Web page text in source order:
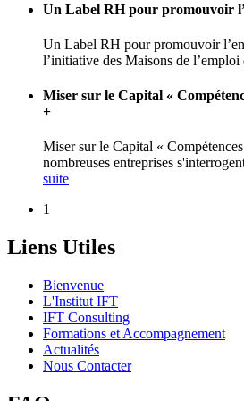
Un Label RH pour promouvoir
Un Label RH pour promouvoir
l’initiative des Maisons de l’emploi
Miser sur le Capital «
+
Miser sur le Capital «
nombreuses entreprises
suite
1
Liens Utiles
Bienvenue
L'Institut IFT
IFT Consulting
Formations et Accompagnement
Actualités
Nous Contacter